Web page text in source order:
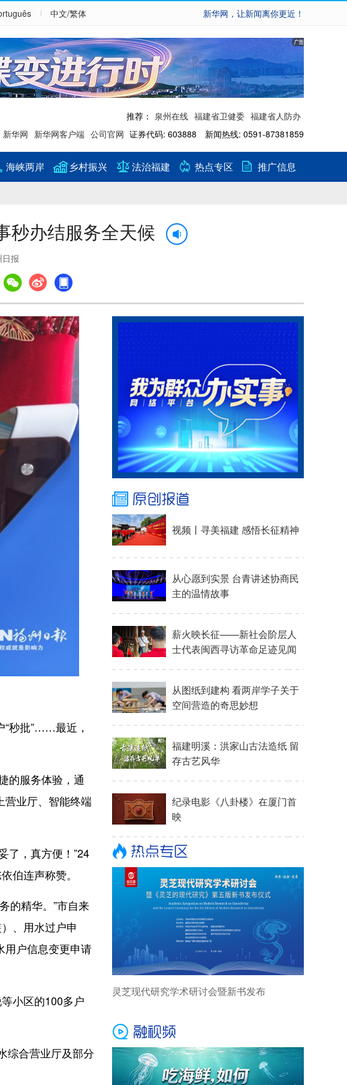
中文/繁体 新华网，让新闻离你更近！
推荐： 泉州在线 福建省卫健委 福建省人防办
新华网 新华网客户端 公司官网 证券代码: 603888 新闻热线: 0591-87381859
海峡两岸 乡村振兴 法治福建 热点专区
推广信息
秒办结服务全天候
报
秒批”……最近，
的服务体验，通
营业厅、智能终端
了，真方便！”24
伯连声称赞。
的精华。”市自来
、用水过户申
用户信息变更申请
小区的100多户
合营业厅及部分